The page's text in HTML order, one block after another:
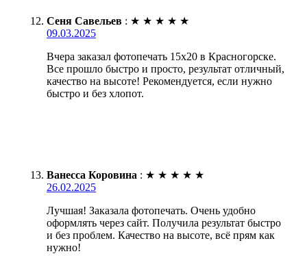
Сеня Савельев : ★ ★ ★ ★ ★
09.03.2025
Вчера заказал фотопечать 15х20 в Красногорске.
Все прошло быстро и просто, результат отличный,
качество на высоте! Рекомендуется, если нужно
быстро и без хлопот.
Ванесса Коровина : ★ ★ ★ ★ ★
26.02.2025
Лучшая! Заказала фотопечать. Очень удобно
оформлять через сайт. Получила результат быстро
и без проблем. Качество на высоте, всё прям как
нужно!